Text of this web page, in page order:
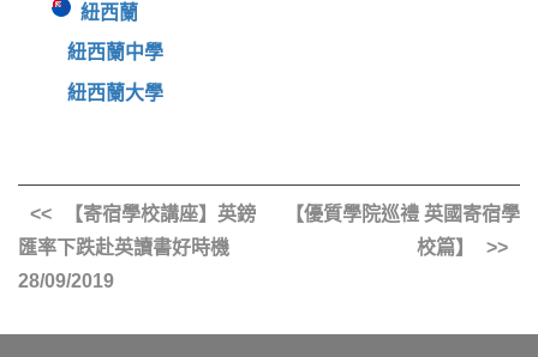
紐西蘭
紐西蘭中學
紐西蘭大學
【寄宿學校講座】英鎊
匯率下跌赴英讀書好時機
28/09/2019
【優質學院巡禮 英國寄宿學
校篇】